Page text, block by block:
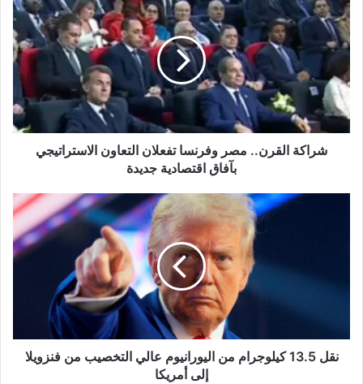
ك
ا
ل
إ
ل
ت
ر
شراكة القرن.. مصر وفرنسا تفعلان التعاون الاستراتيجي
بآفاق اقتصادية جديدة
نقل 13.5 كيلوجرام من اليورانيوم عالي التخصيب من فنزويلا
إلى أمريكا